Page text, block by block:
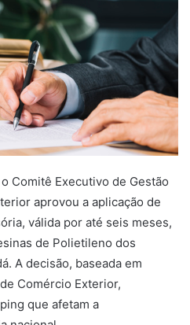
Comitê Executivo de Gestão
aprovou a aplicação de
válida por até seis meses,
de Polietileno dos
A decisão, baseada em
Comércio Exterior,
que afetam a